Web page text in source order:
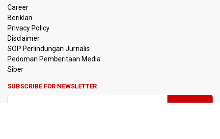
Lawan Persib Bandung
Dari Literasi Teks ke Literasi Multimodal
Kemenag Terbitkan 40 Buku Digital Pendidikan Agama
Islam, Dapat Diunduh Gratis
Career
Beriklan
Privacy Policy
Disclaimer
SOP Perlindungan Jurnalis
Pedoman Pemberitaan Media
Siber
SUBSCRIBE FOR NEWSLETTER